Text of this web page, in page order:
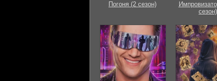
Погоня (2 сезон)
сезон)